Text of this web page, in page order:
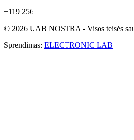
+119 256
© 2026 UAB NOSTRA - Visos teisės
Sprendimas: ELECTRONIC LAB